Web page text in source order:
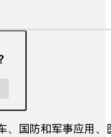
、国防和军事应用